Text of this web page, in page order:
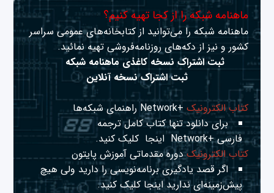
ماهنامه شبکه را از کجا تهیه کنیم؟
ماهنامه شبکه را می‌توانید از کتابخانه‌های عمومی سراسر
کشور و نیز از دکه‌های روزنامه‌فروشی تهیه نمائید.
ثبت اشتراک نسخه کاغذی ماهنامه شبکه
ثبت اشتراک نسخه آنلاین
کتاب الکترونیک+Network راهنمای شبکه‌ها
برای دانلود تنها کتاب کامل ترجمه
فارسی +Network
اینجا کلیک کنید.
کتاب الکترونیکدوره مقدماتی آموزش پایتون
اگر قصد یادگیری برنامه‌نویسی را دارید ولی هیچ
پیش‌زمینه‌ای نداریداینجا کلیک کنید.